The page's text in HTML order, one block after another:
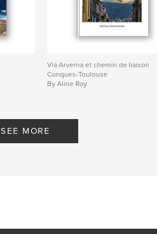
Via Arverna et chemin de liaison
Conques-Toulouse
By Aline Roy
SEE MORE